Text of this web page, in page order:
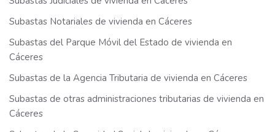
Subastas Notariales de vivienda en Cáceres
Subastas del Parque Móvil del Estado de vivienda en
Cáceres
Subastas de la Agencia Tributaria de vivienda en Cáceres
Subastas de otras administraciones tributarias de vivienda en
Cáceres